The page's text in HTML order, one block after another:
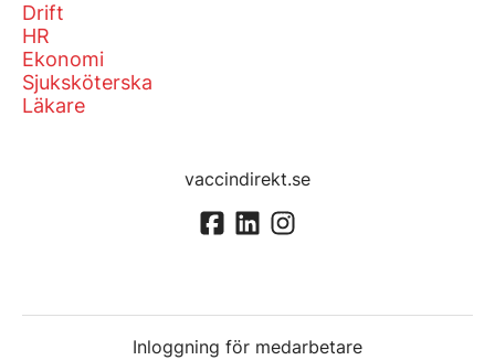
Drift
HR
Ekonomi
Sjuksköterska
Läkare
vaccindirekt.se
Inloggning för medarbetare